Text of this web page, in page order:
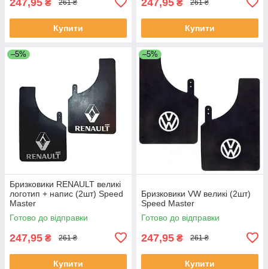
₴ 261 ₴
Купити
₴ 261 ₴
Купити
–5%
Бризковики RENAULT великі
логотип + напис (2шт) Speed
Master
Готово до відправки
247,95 ₴ 261 ₴
Купити
–5%
Бризковики VW великі (2шт)
Speed Master
Готово до відправки
247,95 ₴ 261 ₴
Купити